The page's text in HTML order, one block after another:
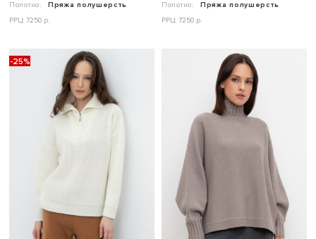
Полотно:
Пряжа полушерсть
РРЦ: 7250 р.
Полотно:
Пряжа полушерсть
РРЦ: 7250 р.
-25%